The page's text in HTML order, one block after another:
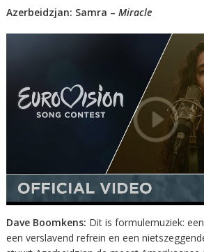
Azerbeidzjan: Samra – Miracle
Dave Boomkens: Dit is formulemuziek:
een verslavend refrein en een